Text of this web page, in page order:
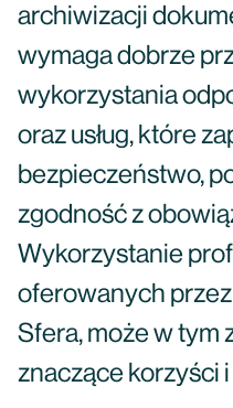
archiwizacji
wymaga dobrze
wykorzystania
oraz usług, które
bezpieczeństwo,
zgodność z
Wykorzystanie
oferowanych
Sfera, może w tym
znaczące korzyści